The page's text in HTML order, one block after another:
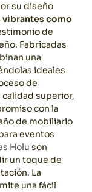
su diseño
como
de
Fabricadas
una
ideales
de
calidad superior,
con la
de mobiliario
eventos
Holu son
un toque de
La
una fácil